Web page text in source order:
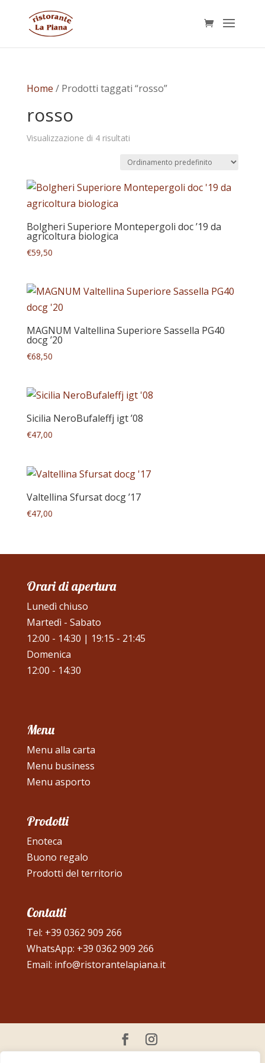
Home / Prodotti taggati “rosso”
rosso
Visualizzazione di 4 risultati
Bolgheri Superiore Montepergoli doc ’19 da
agricoltura biologica
€59,50
MAGNUM Valtellina Superiore Sassella PG40
docg ’20
€68,50
Sicilia NeroBufaleffj igt ’08
€47,00
Valtellina Sfursat docg ’17
€47,00
Orari di apertura
Lunedì chiuso
Martedì - Sabato
12:00 - 14:30 | 19:15 - 21:45
Domenica
12:00 - 14:30
Menu
Menu alla carta
Menu business
Menu asporto
Prodotti
Enoteca
Buono regalo
Prodotti del territorio
Contatti
Tel: +39 0362 909 266
WhatsApp: +39 0362 909 266
Email: info@ristorantelapiana.it